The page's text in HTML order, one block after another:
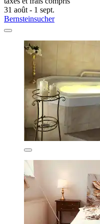
31 août - 1 sept.
Bernsteinsucher